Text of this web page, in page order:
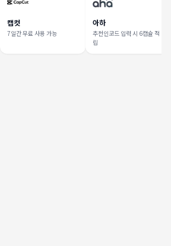
캡컷
7일간 무료 사용 가능
아하
추천인코드 입력 시 6캡슐 적
립